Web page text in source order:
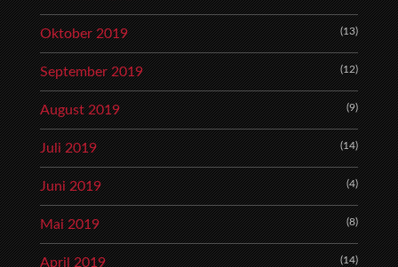
Oktober 2019 (13)
September 2019 (12)
August 2019 (9)
Juli 2019 (14)
Juni 2019 (4)
Mai 2019 (8)
April 2019 (14)